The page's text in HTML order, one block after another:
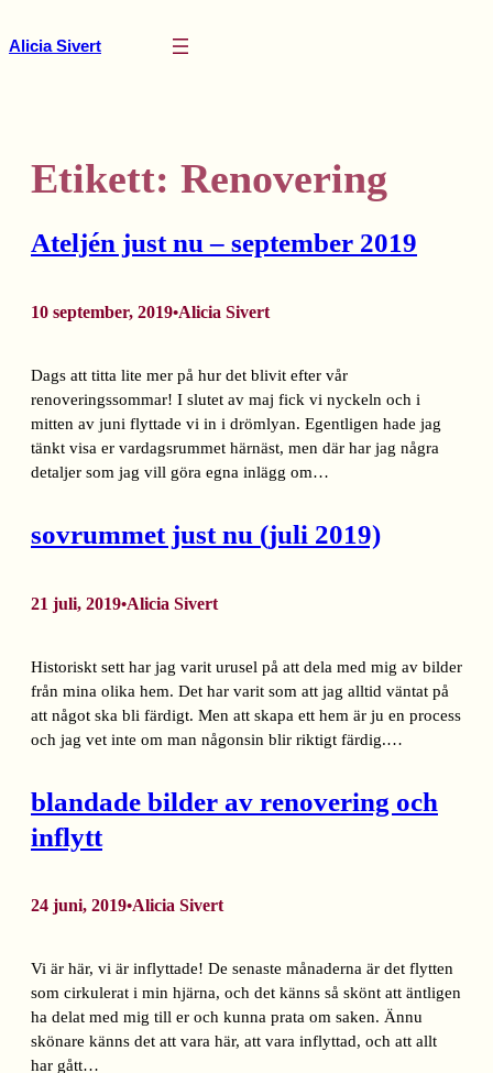
till
Alicia Sivert
Etikett: Renovering
Ateljén just nu – september 2019
10 september, 2019•Alicia Sivert
Dags att titta lite mer på hur det blivit efter vår
renoveringssommar! I slutet av maj fick vi nyckeln och i
mitten av juni flyttade vi in i drömlyan. Egentligen hade jag
tänkt visa er vardagsrummet härnäst, men där har jag några
detaljer som jag vill göra egna inlägg om…
sovrummet just nu (juli 2019)
21 juli, 2019•Alicia Sivert
Historiskt sett har jag varit urusel på att dela med mig av bilder
från mina olika hem. Det har varit som att jag alltid väntat på
att något ska bli färdigt. Men att skapa ett hem är ju en process
och jag vet inte om man någonsin blir riktigt färdig.…
blandade bilder av renovering och
inflytt
24 juni, 2019•Alicia Sivert
Vi är här, vi är inflyttade! De senaste månaderna är det flytten
som cirkulerat i min hjärna, och det känns så skönt att äntligen
ha delat med mig till er och kunna prata om saken. Ännu
skönare känns det att vara här, att vara inflyttad, och att allt
har gått…